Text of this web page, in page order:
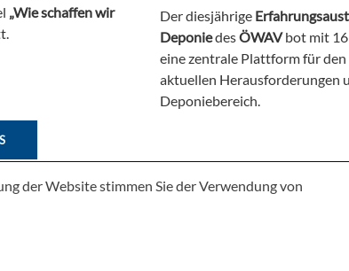
„Wie schaffen wir
Der diesjährige
DeponiedesÖWAVbot mit
eine zentrale Plattform für
aktuellen Herausforderungen
Deponiebereich.
der Website stimmen Sie der Verwendung von